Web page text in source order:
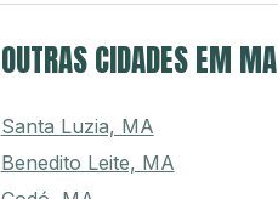
OUTRAS CIDADES EM MA
Santa Luzia, MA
Benedito Leite, MA